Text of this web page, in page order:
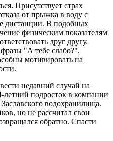
Присутствует страх
от прыжка в воду с
дистанции. В подобных
физическим показателям
друг другу.
фразы "А тебе слабо?".
мотивировать на
недавний случай на
подросток в компании
водохранилища.
но не рассчитал свои
обратно. Спасти